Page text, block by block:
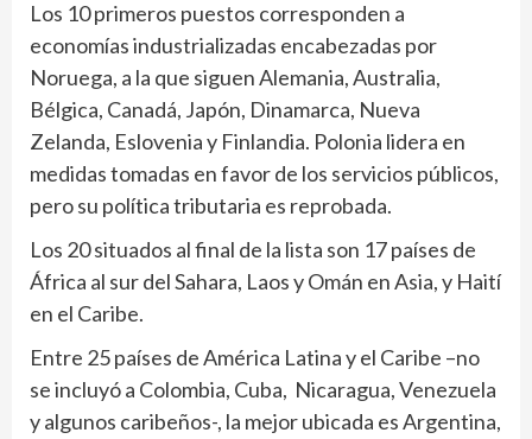
Los 10 primeros puestos corresponden a
economías industrializadas encabezadas por
Noruega, a la que siguen Alemania, Australia,
Bélgica, Canadá, Japón, Dinamarca, Nueva
Zelanda, Eslovenia y Finlandia. Polonia lidera en
medidas tomadas en favor de los servicios públicos,
pero su política tributaria es reprobada.
Los 20 situados al final de la lista son 17 países de
África al sur del Sahara, Laos y Omán en Asia, y Haití
en el Caribe.
Entre 25 países de América Latina y el Caribe –no
se incluyó a Colombia, Cuba, Nicaragua, Venezuela
y algunos caribeños-, la mejor ubicada es Argentina,